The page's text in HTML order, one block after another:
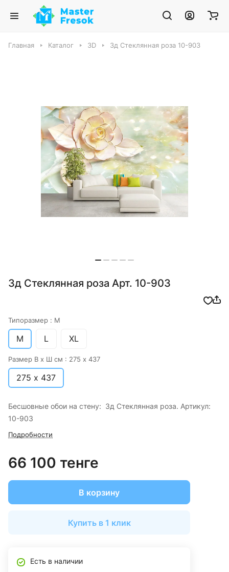
Главная Каталог 3D 3д Стеклянная роза 10-903
3д Стеклянная роза Арт. 10-903
Типоразмер : M
M L XL
Размер В х Ш см : 275 х 437
275 х 437
Бесшовные обои на стену: 3д Стеклянная роза. Артикул:
10-903
Подробности
66 100 тенге
В корзину
Купить в 1 клик
Есть в наличии